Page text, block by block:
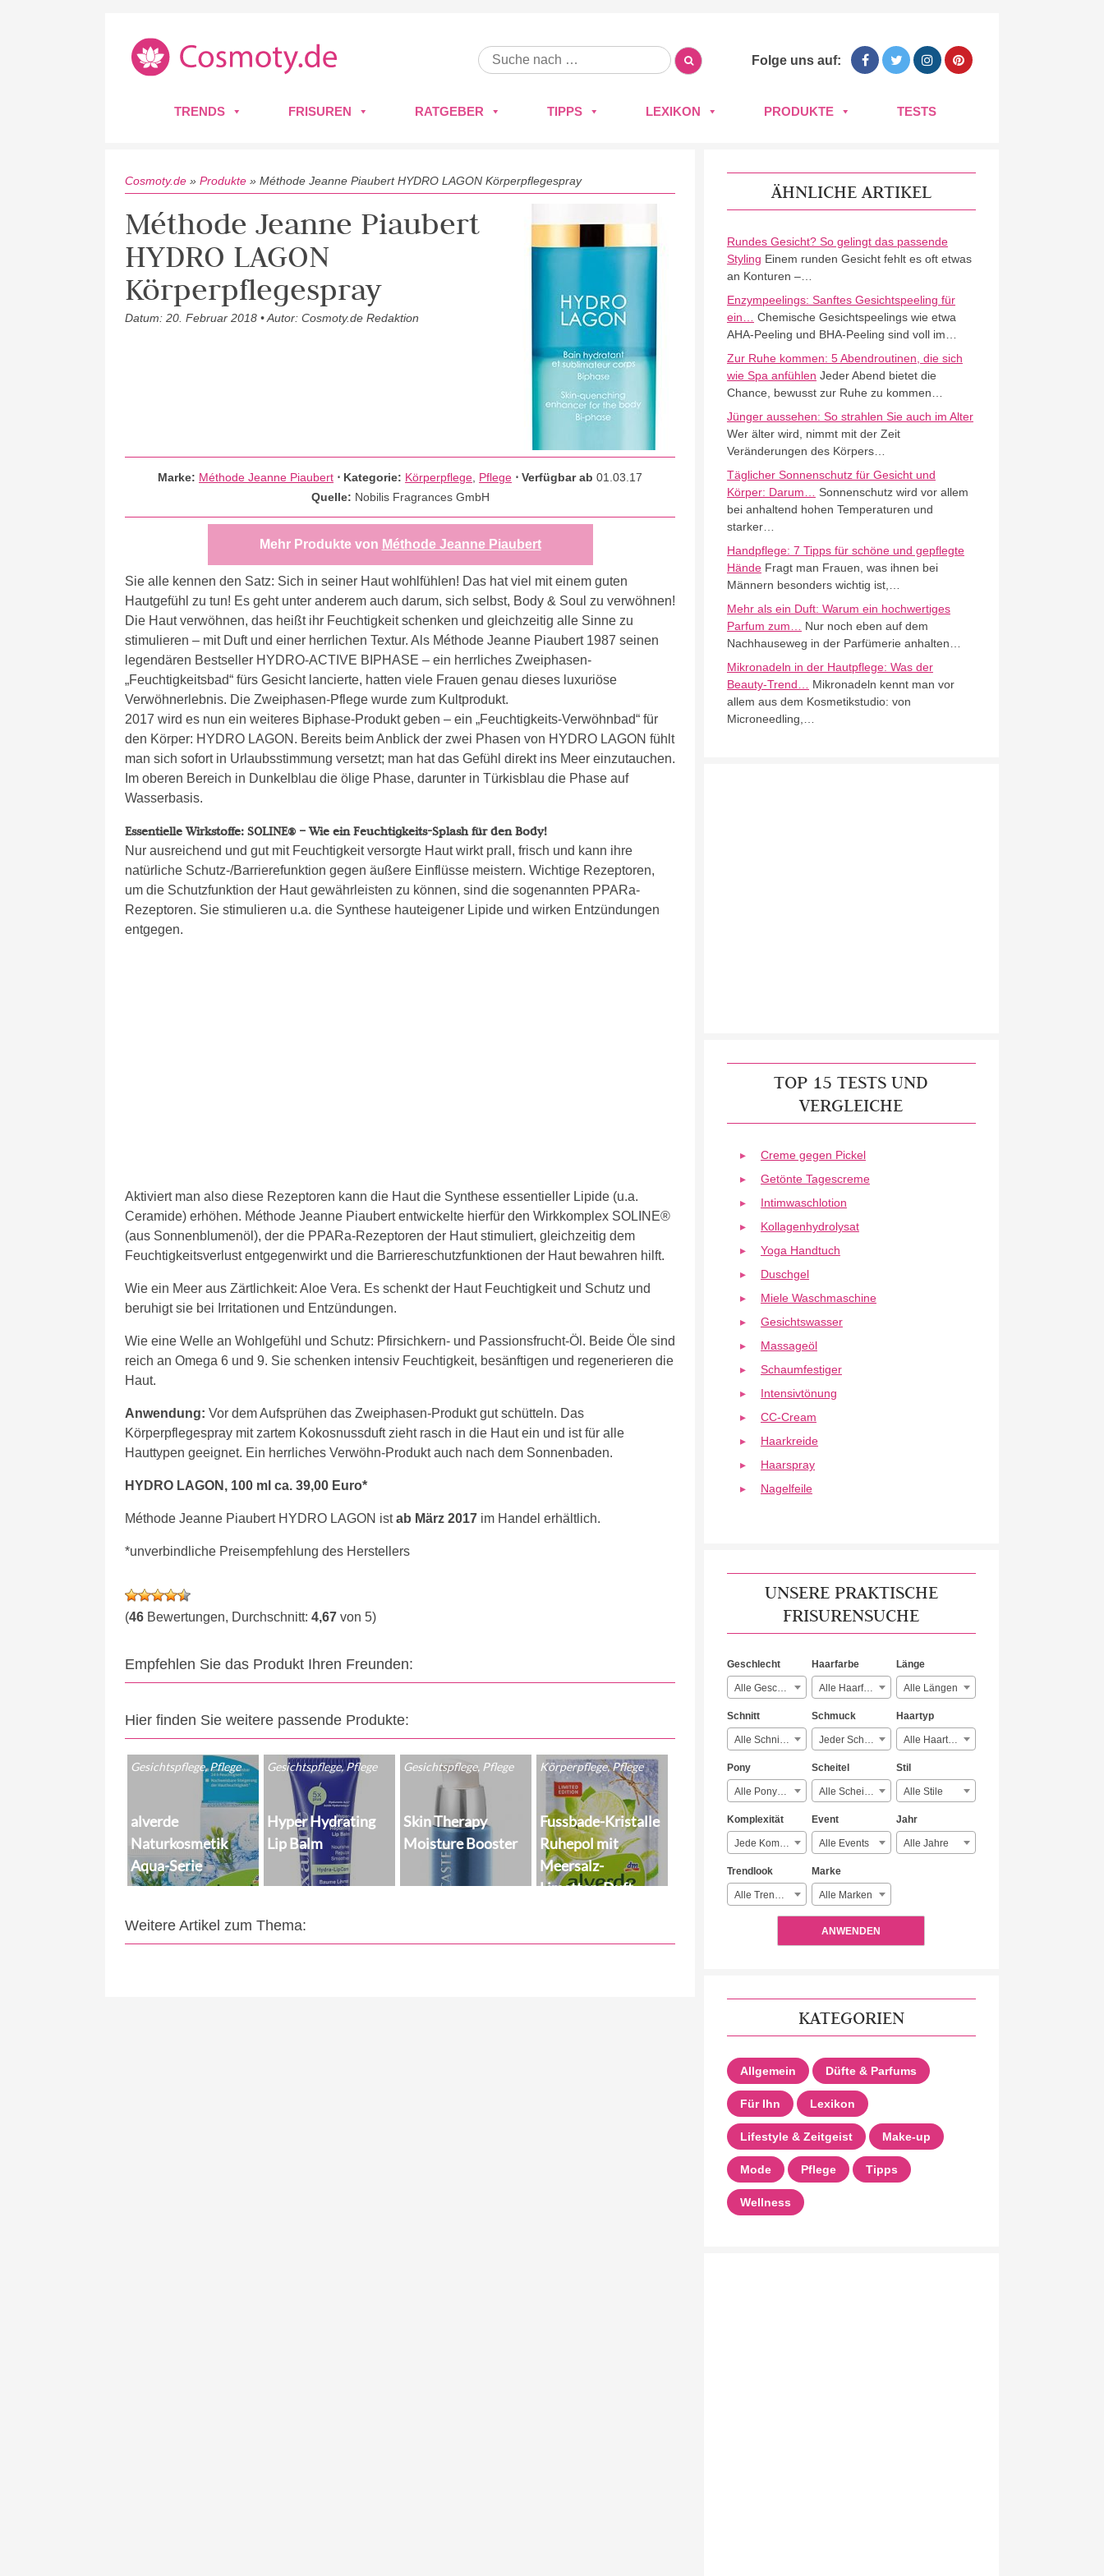
Folge uns auf:
TRENDS FRISUREN RATGEBER TIPPS LEXIKON PRODUKTE TESTS
Cosmoty.de » Produkte » Méthode Jeanne Piaubert HYDRO LAGON Körperpflegespray
Méthode Jeanne Piaubert
HYDRO LAGON
Körperpflegespray
Datum: 20. Februar 2018 • Autor: Cosmoty.de Redaktion
Marke: Méthode Jeanne Piaubert ⋅ Kategorie: Körperpflege Pflege ⋅ Verfügbar ab01.03.17
Quelle: Nobilis Fragrances GmbH
Mehr Produkte von Méthode Jeanne Piaubert
Sie alle kennen den Satz: Sich in seiner Haut wohlfühlen! Das hat viel mit einem guten
Hautgefühl zu tun! Es geht unter anderem auch darum, sich selbst, Body & Soul zu verwöhnen!
Die Haut verwöhnen, das heißt ihr Feuchtigkeit schenken und gleichzeitig alle Sinne zu
stimulieren – mit Duft und einer herrlichen Textur. Als Méthode Jeanne Piaubert 1987 seinen
legendären Bestseller HYDRO-ACTIVE BIPHASE – ein herrliches Zweiphasen-
„Feuchtigkeitsbad“ fürs Gesicht lancierte, hatten viele Frauen genau dieses luxuriöse
Verwöhnerlebnis. Die Zweiphasen-Pflege wurde zum Kultprodukt.
2017 wird es nun ein weiteres Biphase-Produkt geben – ein „Feuchtigkeits-Verwöhnbad“ für
den Körper: HYDRO LAGON. Bereits beim Anblick der zwei Phasen von HYDRO LAGON fühlt
man sich sofort in Urlaubsstimmung versetzt; man hat das Gefühl direkt ins Meer einzutauchen.
Im oberen Bereich in Dunkelblau die ölige Phase, darunter in Türkisblau die Phase auf
Wasserbasis.
Essentielle Wirkstoffe: SOLINE® – Wie ein Feuchtigkeits-Splash für den Body!
Nur ausreichend und gut mit Feuchtigkeit versorgte Haut wirkt prall, frisch und kann ihre
natürliche Schutz-/Barrierefunktion gegen äußere Einflüsse meistern. Wichtige Rezeptoren,
um die Schutzfunktion der Haut gewährleisten zu können, sind die sogenannten PPARa-
Rezeptoren. Sie stimulieren u.a. die Synthese hauteigener Lipide und wirken Entzündungen
entgegen.
Aktiviert man also diese Rezeptoren kann die Haut die Synthese essentieller Lipide (u.a.
Ceramide) erhöhen. Méthode Jeanne Piaubert entwickelte hierfür den Wirkkomplex SOLINE®
(aus Sonnenblumenöl), der die PPARa-Rezeptoren der Haut stimuliert, gleichzeitig dem
Feuchtigkeitsverlust entgegenwirkt und die Barriereschutzfunktionen der Haut bewahren hilft.
Wie ein Meer aus Zärtlichkeit: Aloe Vera. Es schenkt der Haut Feuchtigkeit und Schutz und
beruhigt sie bei Irritationen und Entzündungen.
Wie eine Welle an Wohlgefühl und Schutz: Pfirsichkern- und Passionsfrucht-Öl. Beide Öle sind
reich an Omega 6 und 9. Sie schenken intensiv Feuchtigkeit, besänftigen und regenerieren die
Haut.
Anwendung: Vor dem Aufsprühen das Zweiphasen-Produkt gut schütteln. Das
Körperpflegespray mit zartem Kokosnussduft zieht rasch in die Haut ein und ist für alle
Hauttypen geeignet. Ein herrliches Verwöhn-Produkt auch nach dem Sonnenbaden.
HYDRO LAGON, 100 ml ca. 39,00 Euro*
Méthode Jeanne Piaubert HYDRO LAGON istab März 2017 im Handel erhältlich.
*unverbindliche Preisempfehlung des Herstellers
(46 Bewertungen, Durchschnitt: 4,67 von 5)
Empfehlen Sie das Produkt Ihren Freunden:
Hier finden Sie weitere passende Produkte:
Gesichtspflege, Pflege
alverde
Naturkosmetik
Aqua-Serie
Gesichtspflege, Pflege
Hyper Hydrating
Lip Balm
Gesichtspflege, Pflege
Skin Therapy
Moisture Booster
Körperpflege, Pflege
Fussbade-Kristalle
Ruhepol mit
Meersalz-
Limetten-Duft
Weitere Artikel zum Thema:
ÄHNLICHE ARTIKEL
Rundes Gesicht? So gelingt das passende
Styling Einem runden Gesicht fehlt es oft etwas
an Konturen –…
Enzympeelings: Sanftes Gesichtspeeling für
ein…
Chemische Gesichtspeelings wie etwa
AHA-Peeling und BHA-Peeling sind voll im…
Zur Ruhe kommen: 5 Abendroutinen, die sich
wie Spa anfühlen Jeder Abend bietet die
Chance, bewusst zur Ruhe zu kommen…
Jünger aussehen: So strahlen Sie auch im Alter
Wer älter wird, nimmt mit der Zeit
Veränderungen des Körpers…
Täglicher Sonnenschutz für Gesicht und
Körper: Darum…
Sonnenschutz wird vor allem
bei anhaltend hohen Temperaturen und
starker…
Handpflege: 7 Tipps für schöne und gepflegte
HändeFragt man Frauen, was ihnen bei
Männern besonders wichtig ist,…
Mehr als ein Duft: Warum ein hochwertiges
Parfum zum…
Nur noch eben auf dem
Nachhauseweg in der Parfümerie anhalten…
Mikronadeln in der Hautpflege: Was der
Beauty-Trend…
Mikronadeln kennt man vor
allem aus dem Kosmetikstudio: von
Microneedling,…
TOP 15 TESTS UND
VERGLEICHE
Creme gegen Pickel
Getönte Tagescreme
Intimwaschlotion
Kollagenhydrolysat
Yoga Handtuch
Duschgel
Miele Waschmaschine
Gesichtswasser
Massageöl
Schaumfestiger
Intensivtönung
CC-Cream
Haarkreide
Haarspray
Nagelfeile
UNSERE PRAKTISCHE
FRISURENSUCHE
Geschlecht
Alle Geschlechter
Haarfarbe
Alle Haarfarben
Länge
Alle Längen
Schnitt
Alle Schnitte
Schmuck
Jeder Schmuck
Haartyp
Alle Haartypen
Pony
Alle Ponyarten
Scheitel
Alle Scheitelarten
Stil
Alle Stile
Komplexität
Jede Komplexität
Event
Alle Events
Jahr
Alle Jahre
Trendlook
Alle Trendlooks
Marke
Alle Marken
ANWENDEN
KATEGORIEN
Allgemein Düfte & Parfums
Für Ihn Lexikon
Lifestyle & Zeitgeist Make-up
Mode Pflege Tipps
Wellness